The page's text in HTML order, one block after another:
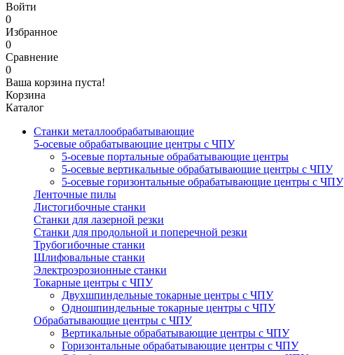
Войти
0
Избранное
0
Сравнение
0
Ваша корзина пуста!
Корзина
Каталог
Станки металлообрабатывающие
5-осевые обрабатывающие центры с ЧПУ
5-осевые портальные обрабатывающие центры
5-осевые вертикальные обрабатывающие центры с ЧПУ
5-осевые горизонтальные обрабатывающие центры с ЧПУ
Ленточные пилы
Листогибочные станки
Станки для лазерной резки
Станки для продольной и поперечной резки
Трубогибочные станки
Шлифовальные станки
Электроэрозионные станки
Токарные центры с ЧПУ
Двухшпиндельные токарные центры с ЧПУ
Одношпиндельные токарные центры с ЧПУ
Обрабатывающие центры с ЧПУ
Вертикальные обрабатывающие центры с ЧПУ
Горизонтальные обрабатывающие центры с ЧПУ